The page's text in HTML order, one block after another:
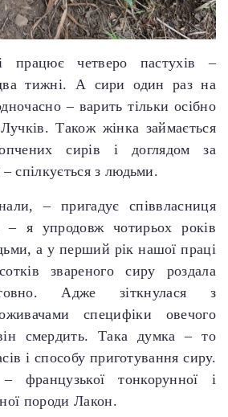
працює четверо пастухів –
тижні. А сири один раз на
– варить тільки осібно
Також жінка займається
сирів і доглядом за
спілкується з людьми.
– пригадує співвласниця
– я упродовж чотирьох років
а у перший рік нашої праці
звареного сиру роздала
Адже зіткнулася з
специфіки овечого
смердить. Така думка – то
і способу приготування сиру.
французької тонкорунної і
породи Лакон.